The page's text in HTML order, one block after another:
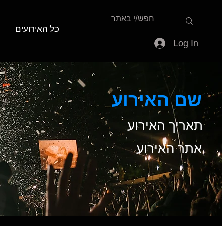
כל האירועים
Log In
שם האירוע
תאריך האירוע
אתר האירוע